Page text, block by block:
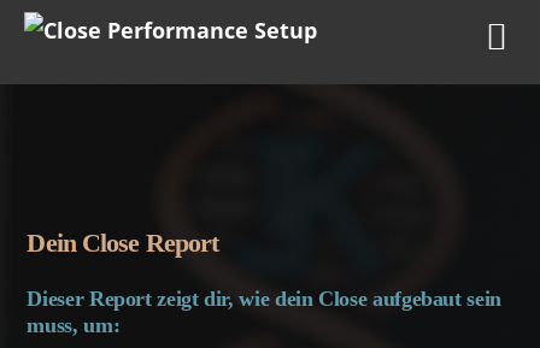
Dein Close Report
Dieser Report zeigt dir, wie dein Close aufgebaut sein
muss, um: